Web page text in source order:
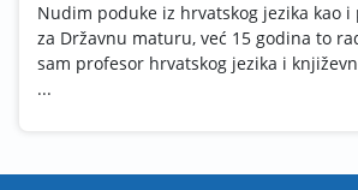
Nudim poduke iz hrvatskog jezika kao
za Državnu maturu, već 15 godina to
sam profesor hrvatskog jezika i
...